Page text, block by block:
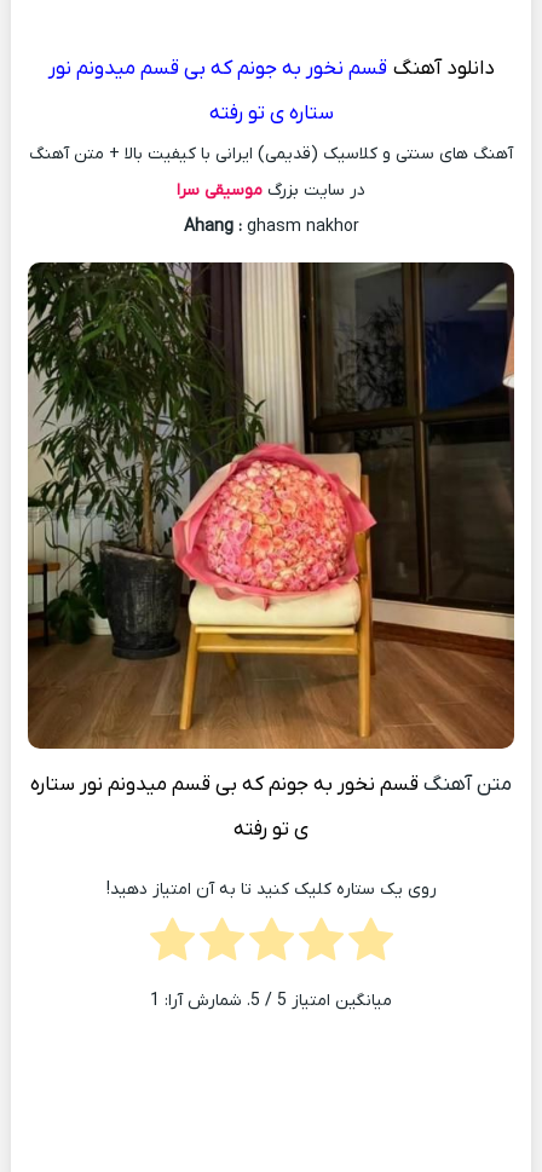
دانلود آهنگ قسم نخور به جونم كه بی قسم ميدونم نور
ستاره ی تو رفته
آهنگ های سنتی و کلاسیک (قدیمی) ایرانی با کیفیت بالا + متن آهنگ
در سایت بزرگ موسیقی سرا
Ahang :ghasm nakhor
متن آهنگ قسم نخور به جونم كه بی قسم ميدونم نور ستاره
ی تو رفته
روی یک ستاره کلیک کنید تا به آن امتیاز دهید!
میانگین امتیاز 5 / 5. شمارش آرا: 1